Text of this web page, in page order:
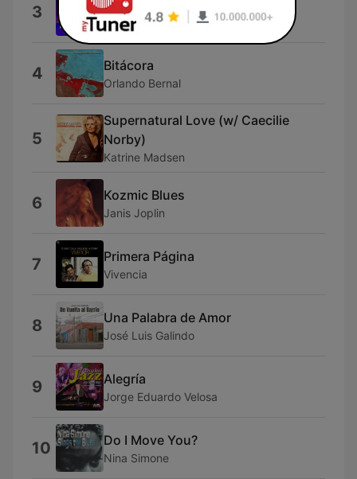
3 Himno Nacional Argentino
Diego Rafael Torres
4 Bitácora
Orlando Bernal
5
Supernatural Love (w/ Caecilie
Norby)
Katrine Madsen
6 Kozmic Blues
Janis Joplin
7 Primera Página
Vivencia
8 Una Palabra de Amor
José Luis Galindo
9 Alegría
Jorge Eduardo Velosa
10 Do I Move You?
Nina Simone